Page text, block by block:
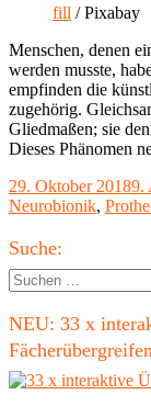
fill / Pixabay
Menschen, denen
werden musste,
empfinden die
zugehörig.
Gliedmaßen; sie
Dieses Phänomen
Veröffentlicht
am
29. Oktober 20189.
Neurobionik,
Haupt-
Seitenleiste
Suche:
Suchen
nach:
NEU: 33 x